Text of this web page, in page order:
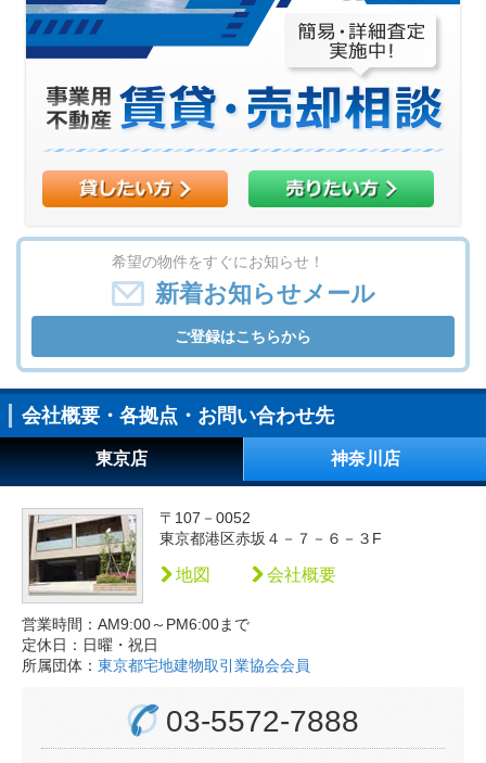
希望の物件をすぐにお知らせ！
新着お知らせメール
ご登録はこちらから
会社概要・各拠点・お問い合わせ先
東京店 神奈川店
〒107－0052
東京都港区赤坂４－７－６－３F
地図 会社概要
営業時間：AM9:00～PM6:00まで
定休日：日曜・祝日
所属団体： 東京都宅地建物取引業協会会員
03-5572-7888